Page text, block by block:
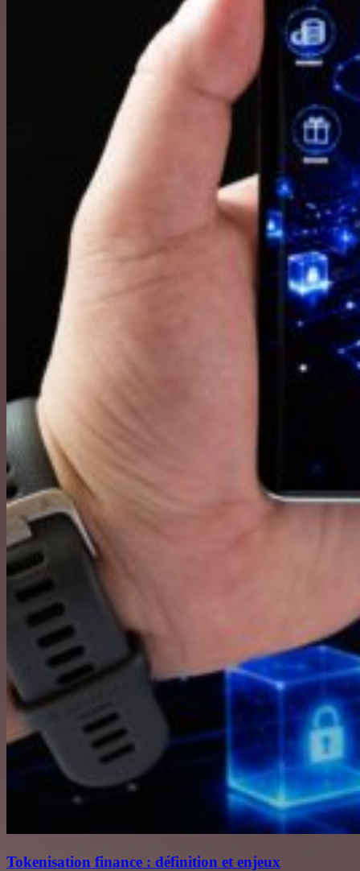
Tokenisation finance : définition et enjeux